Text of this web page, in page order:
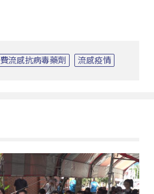
流感抗病毒藥劑 流感疫情